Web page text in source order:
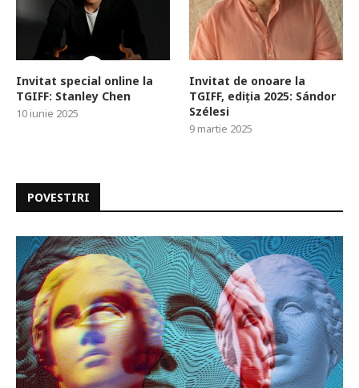
Invitat special online la
TGIFF: Stanley Chen
10 iunie 2025
Invitat de onoare la
TGIFF, ediția 2025: Sándor
Szélesi
9 martie 2025
POVESTIRI